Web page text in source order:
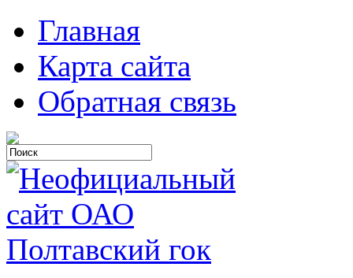
Главная
Карта сайта
Обратная связь